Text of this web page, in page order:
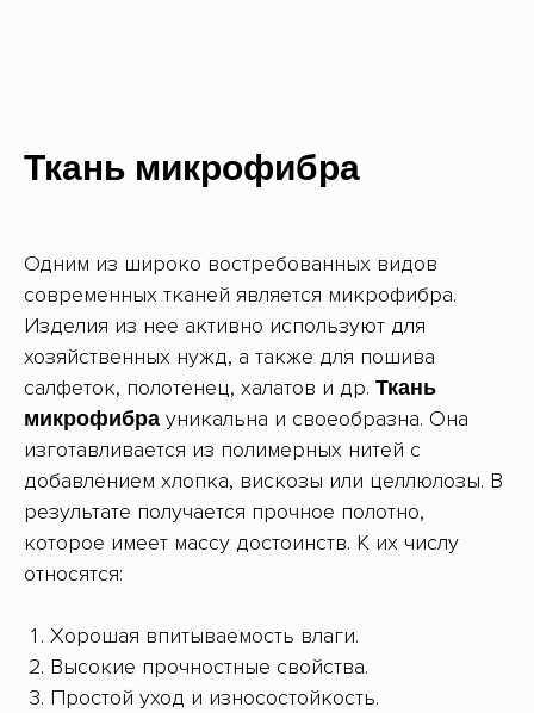
Ткань микрофибра
Одним из широко востребованных видов
современных тканей является микрофибра.
Изделия из нее активно используют для
хозяйственных нужд, а также для пошива
салфеток, полотенец, халатов и др. Ткань
микрофибра уникальна и своеобразна. Она
изготавливается из полимерных нитей с
добавлением хлопка, вискозы или целлюлозы. В
результате получается прочное полотно,
которое имеет массу достоинств. К их числу
относятся:
Хорошая впитываемость влаги.
Высокие прочностные свойства.
Простой уход и износостойкость.